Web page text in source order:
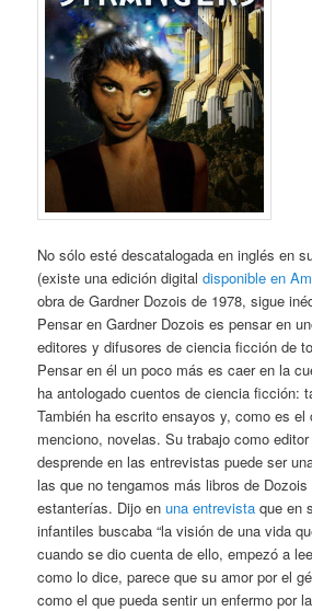
No sólo esté descatalogada en inglés en
(existe una edición digitaldisponible en
obra de Gardner Dozois de 1978, sigue
Pensar en Gardner Dozois es pensar en
editores y difusores de ciencia ficción de
Pensar en él un poco más es caer en la
ha antologado cuentos de ciencia ficción:
También ha escrito ensayos y, como es el
menciono, novelas. Su trabajo como
desprende en las entrevistas puede ser
las que no tengamos más libros de Dozois
estanterías. Dijo enuna entrevista que en
infantiles buscaba “la visión de una vida
cuando se dio cuenta de ello, empezó a
como lo dice, parece que su amor por el
como el que pueda sentir un enfermo por